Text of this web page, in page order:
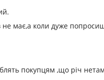
має,а коли дуже
покупцям ,що річ